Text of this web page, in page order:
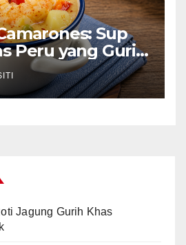
Sup
Peru yang Gurih
Jagung Gurih Khas